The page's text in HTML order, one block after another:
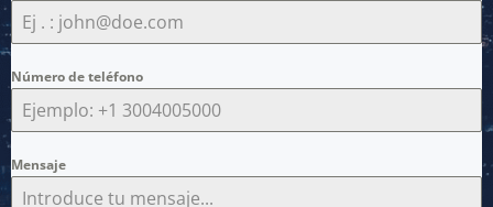
Número de teléfono
Mensaje